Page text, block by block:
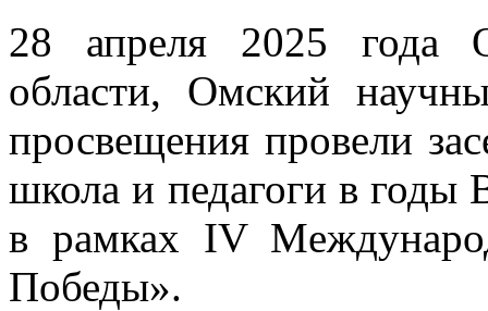
28 апреля 2025 года
области, Омский
просвещения провели
школа и педагоги в годы
в рамках IV
Победы».